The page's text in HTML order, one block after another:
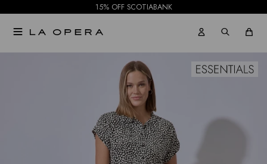
15% OFF SCOTIABANK

NOTIFICARME